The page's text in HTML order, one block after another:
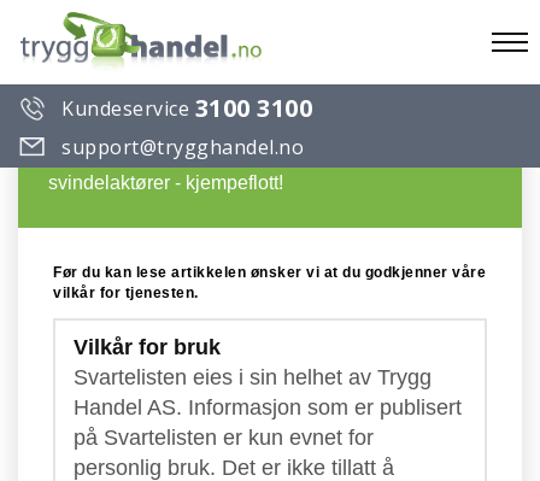
Kundeservice 3100 3100
support@trygghandel.no
Svarteliste over useriøse selskaper og
svindelaktører - kjempeflott!
Før du kan lese artikkelen ønsker vi at du godkjenner våre
vilkår for tjenesten.
Vilkår for bruk
Svartelisten eies i sin helhet av Trygg
Handel AS. Informasjon som er publisert
på Svartelisten er kun evnet for
personlig bruk. Det er ikke tillatt å